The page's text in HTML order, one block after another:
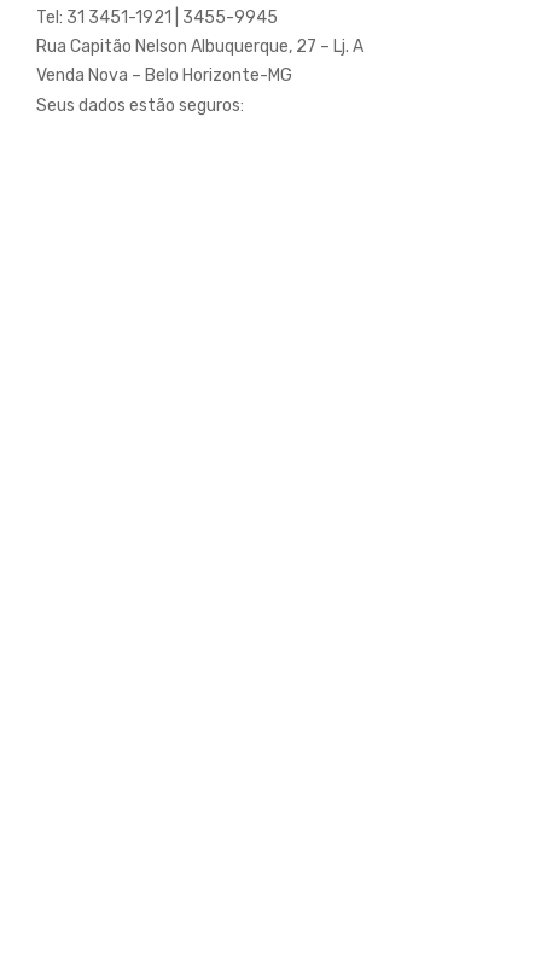
Tel: 31 3451-1921 | 3455-9945
Rua Capitão Nelson Albuquerque, 27 – Lj. A
Seus dados estão seguros: